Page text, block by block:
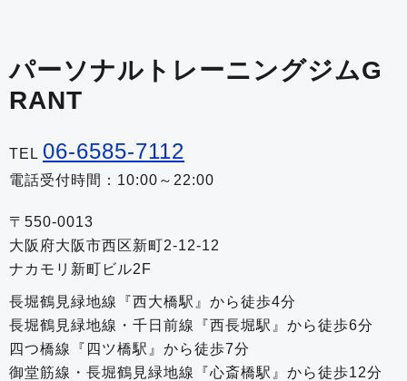
パーソナルトレーニングジムG
RANT
TEL 06-6585-7112
電話受付時間：10:00～22:00
〒550-0013
大阪府大阪市西区新町2-12-12
ナカモリ新町ビル2F
長堀鶴見緑地線『西大橋駅』から徒歩4分
長堀鶴見緑地線・千日前線『西長堀駅』から徒歩6分
四つ橋線『四ツ橋駅』から徒歩7分
御堂筋線・長堀鶴見緑地線『心斎橋駅』から徒歩12分